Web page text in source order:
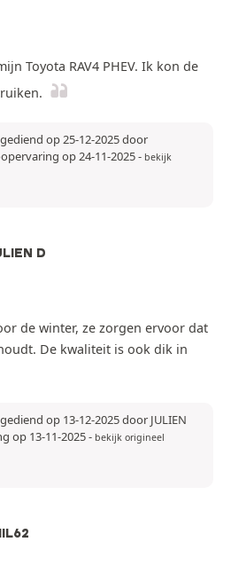
Toyota RAV4 PHEV. Ik kon de
op 25-12-2025 door
op 24-11-2025- bekijk
D
de winter, ze zorgen ervoor dat
De kwaliteit is ook dik in
op 13-12-2025 door JULIEN
op 13-11-2025- bekijk origineel